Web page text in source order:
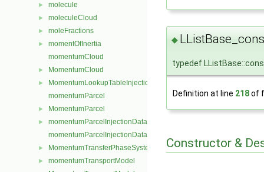
► molecule
► moleculeCloud
► moleFractions
►
momentOfInertia
momentumCloud
► MomentumCloud
►
MomentumLookupTableInjection
momentumParcel
► MomentumParcel
►
momentumParcelInjectionData
momentumParcelInjectionDataIOList
► MomentumTransferPhaseSystem
► momentumTransportModel
◆
typedef
Definition at line 218of
Constructor &